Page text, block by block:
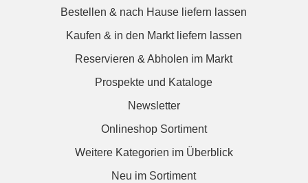
Bestellen & nach Hause liefern lassen
Kaufen & in den Markt liefern lassen
Reservieren & Abholen im Markt
Prospekte und Kataloge
Newsletter
Onlineshop Sortiment
Weitere Kategorien im Überblick
Neu im Sortiment